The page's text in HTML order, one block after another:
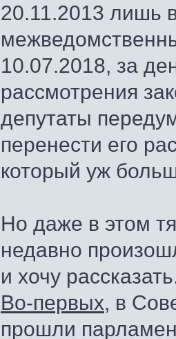
20.11.2013 лишь
10.07.2018, за
рассмотрения
депутаты
перенести его
который уж
Но даже в этом
недавно
и хочу
Во-первых, в
прошли